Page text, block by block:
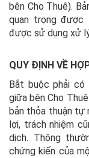
bên Cho Thuê).
quan trọng được
được sử dụng xử
QUY ĐỊNH VỀ
Bắt buộc phải
giữa bên Cho
bản thỏa thuận tự
lợi, trách nhiệm
dịch. Thông
chứng kiến của